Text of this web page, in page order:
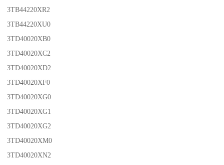
3TB44220XR2
3TB44220XU0
3TD40020XB0
3TD40020XC2
3TD40020XD2
3TD40020XF0
3TD40020XG0
3TD40020XG1
3TD40020XG2
3TD40020XM0
3TD40020XN2